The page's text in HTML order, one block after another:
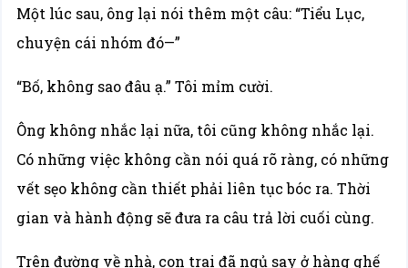
Một lúc sau, ông lại nói thêm một câu: “Tiểu Lục,
chuyện cái nhóm đó—”
“Bố, không sao đâu ạ.” Tôi mỉm cười.
Ông không nhắc lại nữa, tôi cũng không nhắc lại.
Có những việc không cần nói quá rõ ràng, có những
vết sẹo không cần thiết phải liên tục bóc ra. Thời
gian và hành động sẽ đưa ra câu trả lời cuối cùng.
Trên đường về nhà, con trai đã ngủ say ở hàng ghế